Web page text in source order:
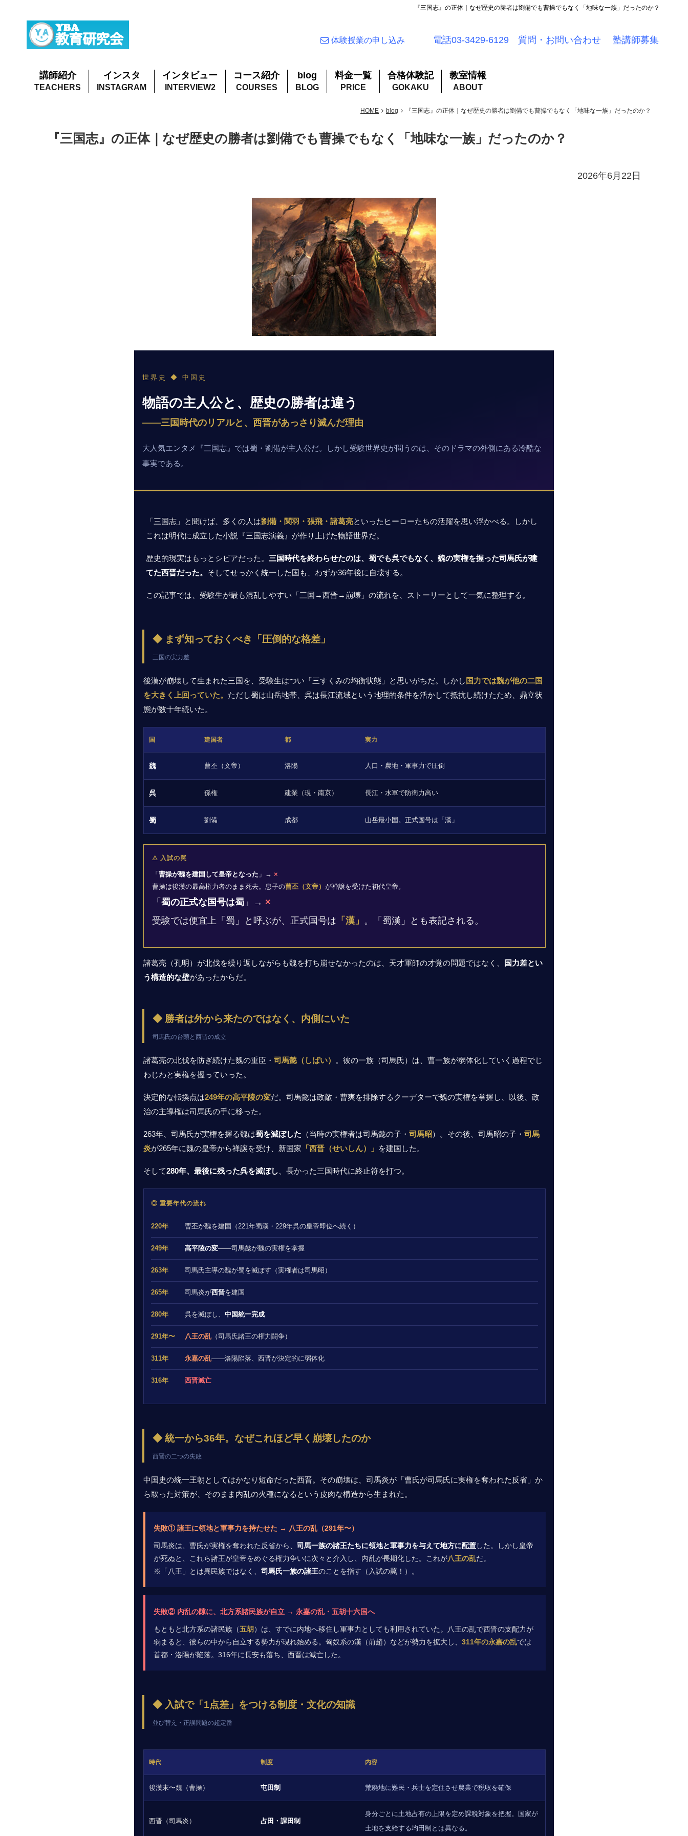
『三国志』の正体｜なぜ歴史の勝者は劉備でも曹操でもなく「地味な一族」だったのか？
体験授業の申し込み 電話03-3429-6129 質問・お問い合わせ 塾講師募集
講師紹介 インスタ インタビュー コース紹介 blog 料金一覧 合格体験記 教室情報
HOME blog 『三国志』の正体｜なぜ歴史の勝者は劉備でも曹操でもなく「地味な一族」だったのか？
『三国志』の正体｜なぜ歴史の勝者は劉備でも曹操でもなく「地味な一族」だったのか？
2026年6月22日
世界史 ◆ 中国史
物語の主人公と、歴史の勝者は違う
——三国時代のリアルと、西晋があっさり滅んだ理由
大人気エンタメ『三国志』では蜀・劉備が主人公だ。しかし受験世界史が問うのは、そのドラマの外側にある冷酷な
事実である。
「三国志」と聞けば、多くの人は劉備・関羽・張飛・諸葛亮といったヒーローたちの活躍を思い浮かべる。しかし
これは明代に成立した小説『三国志演義』が作り上げた物語世界だ。
歴史的現実はもっとシビアだった。 三国時代を終わらせたのは、蜀でも呉でもなく、魏の実権を握った司馬氏が建
てた西晋だった。 そしてせっかく統一した国も、わずか36年後に自壊する。
この記事では、受験生が最も混乱しやすい「三国→西晋→崩壊」の流れを、ストーリーとして一気に整理する。
◆ まず知っておくべき「圧倒的な格差」
三国の実力差
後漢が崩壊して生まれた三国を、受験生はつい「三すくみの均衡状態」と思いがちだ。しかし 国力では魏が他の二国
を大きく上回っていた。 ただし蜀は山岳地帯、呉は長江流域という地理的条件を活かして抵抗し続けたため、鼎立状
態が数十年続いた。
国 建国者 都 実力
魏 曹丕（文帝） 洛陽 人口・農地・軍事力で圧倒
呉 孫権 建業（現・南京） 長江・水軍で防衛力高い
蜀 劉備 成都 山岳最小国。正式国号は「漢」
⚠ 入試の罠
「 曹操が魏を建国して皇帝となった 」→ ×
曹操は後漢の最高権力者のまま死去。息子の曹丕（文帝） が禅譲を受けた初代皇帝。
「 蜀の正式な国号は蜀 」→ ×
受験では便宜上「蜀」と呼ぶが、正式国号は 「漢」 。「蜀漢」とも表記される。
諸葛亮（孔明）が北伐を繰り返しながらも魏を打ち崩せなかったのは、天才軍師の才覚の問題ではなく、
国力差とい
う構造的な壁があったからだ。
◆ 勝者は外から来たのではなく、内側にいた
司馬氏の台頭と西晋の成立
諸葛亮の北伐を防ぎ続けた魏の重臣・ 司馬懿（しばい）
。彼の一族（司馬氏）は、曹一族が弱体化していく過程でじ
わじわと実権を握っていった。
決定的な転換点は249年の高平陵の変だ。司馬懿は政敵・曹爽を排除するクーデターで魏の実権を掌握し、以後、政
治の主導権は司馬氏の手に移った。
263年、司馬氏が実権を握る魏は蜀を滅ぼした （当時の実権者は司馬懿の子・ 司馬昭）。その後、司馬昭の子・ 司馬
炎が265年に魏の皇帝から禅譲を受け、新国家 「西晋（せいしん）」 を建国した。
そして280年、最後に残った呉を滅ぼし 、長かった三国時代に終止符を打つ。
◎ 重要年代の流れ
220年 曹丕が魏を建国（221年蜀漢・229年呉の皇帝即位へ続く）
249年 高平陵の変——司馬懿が魏の実権を掌握
263年 司馬氏主導の魏が蜀を滅ぼす（実権者は司馬昭）
265年 司馬炎が西晋を建国
280年 呉を滅ぼし、 中国統一完成
291年〜 八王の乱 （司馬氏諸王の権力闘争）
311年 永嘉の乱——洛陽陥落、西晋が決定的に弱体化
316年 西晋滅亡
◆ 統一から36年。なぜこれほど早く崩壊したのか
西晋の二つの失敗
中国史の統一王朝としてはかなり短命だった西晋。その崩壊は、司馬炎が「曹氏が司馬氏に実権を奪われた反省」か
ら取った対策が、そのまま内乱の火種になるという皮肉な構造から生まれた。
失敗① 諸王に領地と軍事力を持たせた → 八王の乱（291年〜）
司馬炎は、曹氏が実権を奪われた反省から、 司馬一族の諸王たちに領地と軍事力を与えて地方に配置した。しかし皇帝
が死ぬと、これら諸王が皇帝をめぐる権力争いに次々と介入し、内乱が長期化した。これが八王の乱だ。
※「八王」とは異民族ではなく、 司馬氏一族の諸王のことを指す（入試の罠！）。
失敗② 内乱の隙に、北方系諸民族が自立 → 永嘉の乱・五胡十六国へ
もともと北方系の諸民族（五胡 ）は、すでに内地へ移住し軍事力としても利用されていた。八王の乱で西晋の支配力が
弱まると、彼らの中から自立する勢力が現れ始める。匈奴系の漢（前趙）などが勢力を拡大し、 311年の永嘉の乱では
首都・洛陽が陥落。316年に長安も落ち、西晋は滅亡した。
◆ 入試で「1点差」をつける制度・文化の知識
並び替え・正誤問題の超定番
時代 制度 内容
後漢末〜魏（曹操） 屯田制 荒廃地に難民・兵士を定住させ農業で税収を確保
西晋（司馬炎） 占田・課田制
身分ごとに土地占有の上限を定め課税対象を把握。国家が
土地を支給する均田制とは異なる。